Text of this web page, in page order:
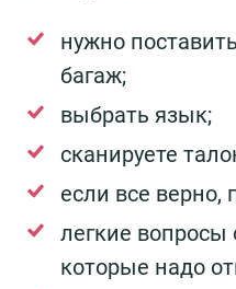
нужно
багаж;
выбрать язык;
сканируете
если все верно,
легкие вопросы
которые надо